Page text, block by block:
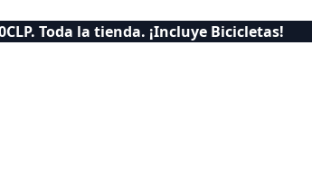
Toda la tienda. ¡Incluye Bicicletas!